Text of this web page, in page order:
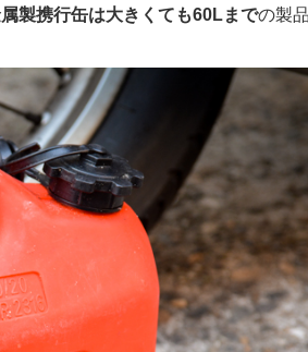
製携行缶は大きくても60Lまでの製